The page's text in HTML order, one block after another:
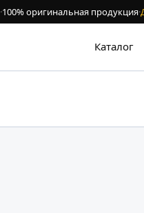
·100% оригинальная продукция·
Каталог